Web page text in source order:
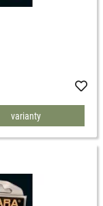
varianty